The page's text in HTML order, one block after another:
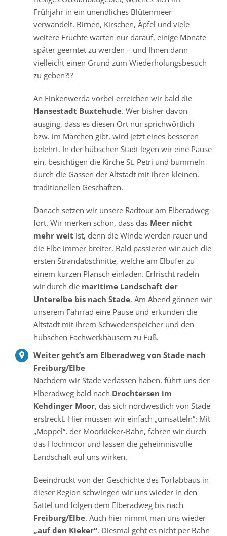
Frühjahr in ein unendliches Blütenmeer
verwandelt. Birnen, Kirschen, Äpfel und viele
weitere Früchte warten nur darauf, einige Monate
später geerntet zu werden – und Ihnen dann
vielleicht einen Grund zum Wiederholungsbesuch
zu geben?!?
An Finkenwerda vorbei erreichen wir bald die
Hansestadt Buxtehude. Wer bisher davon
ausging, dass es diesen Ort nur sprichwörtlich
bzw. im Märchen gibt, wird jetzt eines besseren
belehrt. In der hübschen Stadt legen wir eine Pause
ein, besichtigen die Kirche St. Petri und bummeln
durch die Gassen der Altstadt mit ihren kleinen,
traditionellen Geschäften.
Danach setzen wir unsere Radtour am Elberadweg
fort. Wir merken schon, dass das Meer nicht
mehr weit ist, denn die Winde werden rauer und
die Elbe immer breiter. Bald passieren wir auch die
ersten Strandabschnitte, welche am Elbufer zu
einem kurzen Plansch einladen. Erfrischt radeln
wir durch die maritime Landschaft der
Unterelbe bis nach Stade. Am Abend gönnen wir
unserem Fahrrad eine Pause und erkunden die
Altstadt mit ihrem Schwedenspeicher und den
hübschen Fachwerkhäusern zu Fuß.
Weiter geht’s am Elberadweg von Stade nach
Freiburg/Elbe
Nachdem wir Stade verlassen haben, führt uns der
Elberadweg bald nach Drochtersen im
Kehdinger Moor, das sich nordwestlich von Stade
erstreckt. Hier müssen wir einfach „umsatteln“: Mit
„Moppel“, der Moorkieker-Bahn, fahren wir durch
das Hochmoor und lassen die geheimnisvolle
Landschaft auf uns wirken.
Beeindruckt von der Geschichte des Torfabbaus in
dieser Region schwingen wir uns wieder in den
Sattel und folgen dem Elberadweg bis nach
Freiburg/Elbe. Auch hier nimmt man uns wieder
„auf den Kieker“. Diesmal geht es nicht per Bahn